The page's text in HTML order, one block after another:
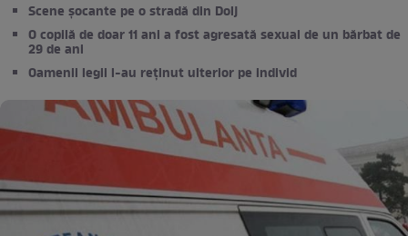
Scene șocante pe o stradă din Dolj
O copilă de doar 11 ani a fost agresată sexual de un bărbat de
29 de ani
Oamenii legii l-au reținut ulterior pe individ